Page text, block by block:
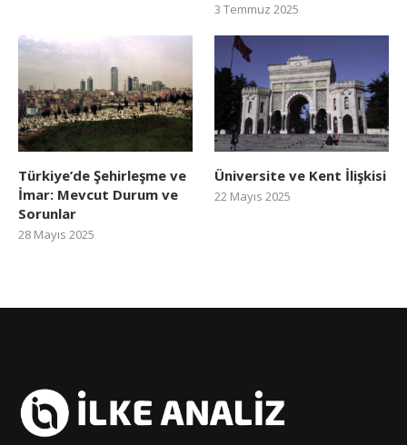
3 Temmuz 2025
Türkiye’de Şehirleşme ve
İmar: Mevcut Durum ve
Sorunlar
28 Mayıs 2025
Üniversite ve Kent İlişkisi
22 Mayıs 2025